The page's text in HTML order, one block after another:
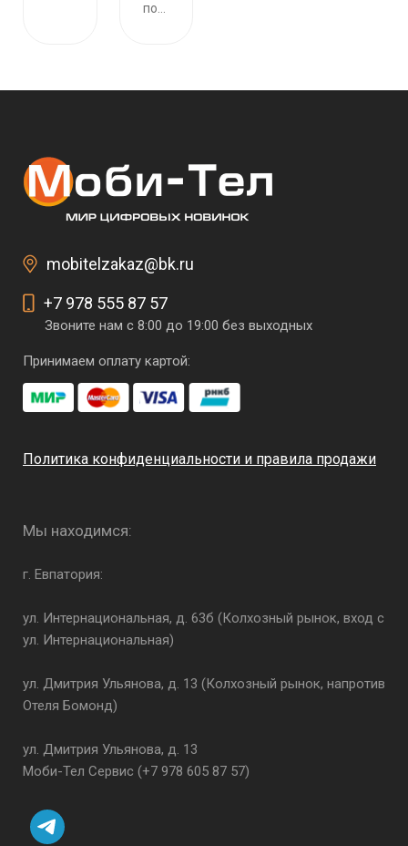
по...
mobitelzakaz@bk.ru
+7 978 555 87 57
Звоните нам с 8:00 до 19:00 без выходных
Принимаем оплату картой:
Политика конфиденциальности и правила продажи
Мы находимся:
г. Евпатория:
ул. Интернациональная, д. 63б (Колхозный рынок, вход с
ул. Интернациональная)
ул. Дмитрия Ульянова, д. 13 (Колхозный рынок, напротив
Отеля Бомонд)
ул. Дмитрия Ульянова, д. 13
Моби-Тел Сервис (+7 978 605 87 57)